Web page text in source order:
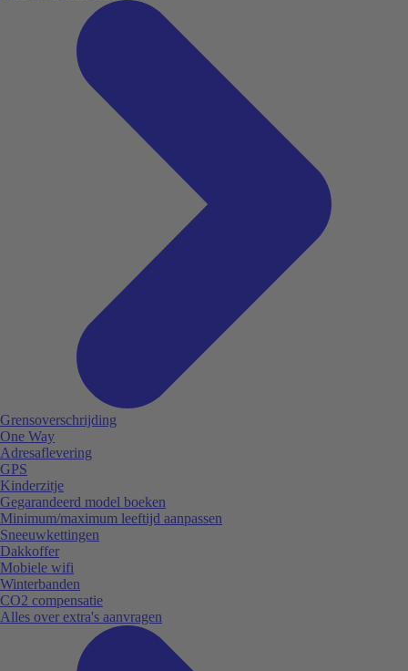
Grensoverschrijding
One Way
Adresaflevering
GPS
Kinderzitje
Gegarandeerd model boeken
Minimum/maximum leeftijd aanpassen
Sneeuwkettingen
Dakkoffer
Mobiele wifi
Winterbanden
CO2 compensatie
Alles over extra's aanvragen